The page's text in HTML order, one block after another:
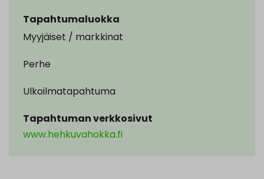
Tapahtumaluokka
Myyjäiset / markkinat
Perhe
Ulkoilmatapahtuma
Tapahtuman verkkosivut
www.hehkuvahokka.fi